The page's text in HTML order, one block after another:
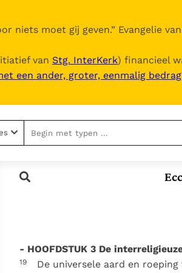
niets moet gij geven.” Evangelie
van Stg. InterKerk) financieel
een ander, groter, eenmalig bedrag
RK Documenten
Documenten
Leer de
parel van Gods
Gods
- HOOFDSTUK 3 De
19
De universele aard en